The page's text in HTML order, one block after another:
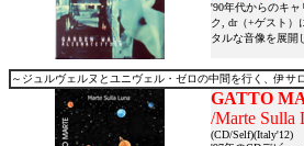
'90年代からのキ
ク, dr（+ゲスト）
タルな音像を展開
～ジュルヴェルヌとユニヴェル・ゼロの中間を行く、伊
GATTO
/Marte Sulla
(CD/Self)(Italy'12)